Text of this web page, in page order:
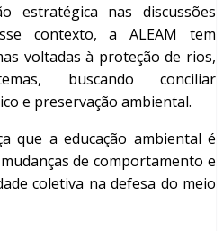
estratégica nas discussões
contexto, a ALEAM tem
voltadas à proteção de rios,
buscando conciliar
e preservação ambiental.
que a educação ambiental é
de comportamento e
coletiva na defesa do meio